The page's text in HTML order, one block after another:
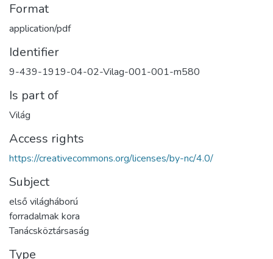
Format
application/pdf
Identifier
9-439-1919-04-02-Vilag-001-001-m580
Is part of
Világ
Access rights
https://creativecommons.org/licenses/by-nc/4.0/
Subject
első világháború
forradalmak kora
Tanácsköztársaság
Type